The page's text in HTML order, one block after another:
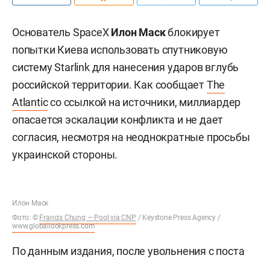
Основатель SpaceXИлон Маскблокирует
попытки Киева использовать спутниковую
систему Starlink для нанесения ударов вглубь
российской территории. Как сообщаетThe
Atlanticсо ссылкой на источники, миллиардер
опасается эскалации конфликта и не дает
согласия, несмотря на неоднократные просьбы
украинской стороны.
Илон Маск
Фото: © Francis Chung — Pool via CNP / Keystone Press Agency /
www.globallookpress.com
По данным издания, после увольнения с поста